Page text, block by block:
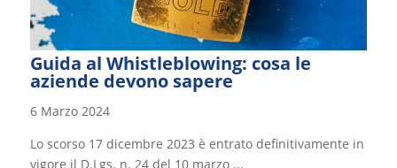
Guida al Whistleblowing: cosa le
aziende devono sapere
6 Marzo 2024
Lo scorso 17 dicembre 2023 è entrato definitivamente in
vigore il D.Lgs. n. 24 del 10 marzo ...